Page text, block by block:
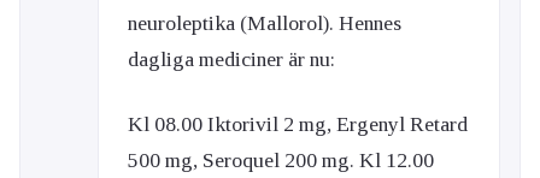
neuroleptika (Mallorol). Hennes
dagliga mediciner är nu:
Kl 08.00 Iktorivil 2 mg, Ergenyl Retard
500 mg, Seroquel 200 mg. Kl 12.00